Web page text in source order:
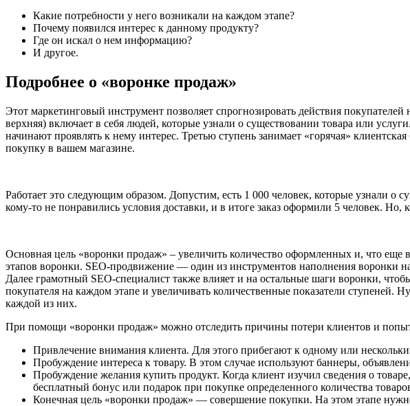
Какие потребности у него возникали на каждом этапе?
Почему появился интерес к данному продукту?
Где он искал о нем информацию?
И другое.
Подробнее о «воронке продаж»
Этот маркетинговый инструмент позволяет спрогнозировать действия
верхняя) включает в себя людей, которые узнали о существовании товара или
начинают проявлять к нему интерес. Третью ступень занимает «горячая»
покупку в вашем магазине.
Работает это следующим образом. Допустим, есть 1 000 человек, которые узнали
кому-то не понравились условия доставки, и в итоге заказ оформили 5 человек.
Основная цель «воронки продаж» – увеличить количество оформленных и, что еще
этапов воронки. SEO-продвижение — один из инструментов наполнения воронки
Далее грамотный SEO-специалист также влияет и на остальные шаги воронки,
покупателя на каждом этапе и увеличивать количественные показатели ступеней.
каждой из них.
При помощи «воронки продаж» можно отследить причины потери клиентов и
Привлечение внимания клиента. Для этого прибегают к одному или
Пробуждение интереса к товару. В этом случае используют баннеры,
Пробуждение желания купить продукт. Когда клиент изучил сведения о
бесплатный бонус или подарок при покупке определенного количества
Конечная цель «воронки продаж» — совершение покупки. На этом этапе